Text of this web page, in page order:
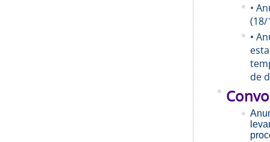
•
(18/
•
de